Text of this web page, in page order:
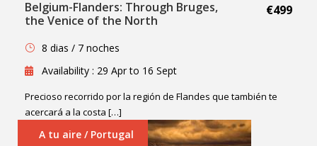
Belgium-Flanders: Through Bruges,
the Venice of the North
€499
8 dias / 7 noches
Availability : 29 Apr to 16 Sept
Precioso recorrido por la región de Flandes que también te
acercará a la costa […]
A tu aire / Portugal